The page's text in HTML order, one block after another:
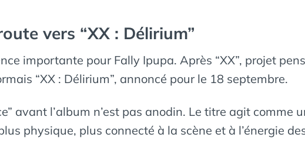
vers “XX : Délirium”
importante pour Fally Ipupa. Après “XX”, projet
“XX : Délirium”, annoncé pour le 18 septembre.
avant l’album n’est pas anodin. Le titre agit comme
physique, plus connecté à la scène et à l’énergie